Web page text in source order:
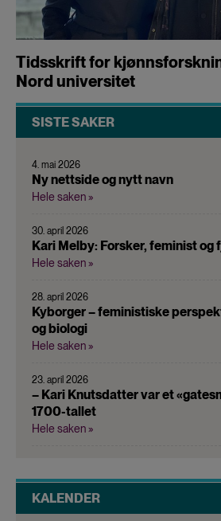
Tidsskrift for
Nord universitet
SISTE SAKER
4. mai 2026
Ny nettside og nytt navn
Hele saken »
30. april 2026
Kari Melby: Forsker, feminist og
Hele saken »
28. april 2026
Kyborger – feministiske
og biologi
Hele saken »
23. april 2026
– Kari Knutsdatter var et
1700-tallet
Hele saken »
KALENDER